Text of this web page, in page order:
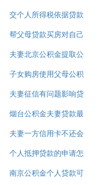
书/单身证明2份
复印件（加盖公章）
他房产，银行流水，
必须提供经年检的营
构代码证、企业章程、
交个人所得税依据贷款
帮父母贷款买房对自己
买房有何影响吗
夫妻北京公积金提取公
积金贷款
子女购房使用父母公积
金贷款
夫妻征信有问题影响贷
款OK
烟台公积金夫妻贷款最
高额度
夫妻一方信用卡不还会
影响另一方贷款吗
个人抵押贷款的申请怎
么写
南京公积金个人贷款可